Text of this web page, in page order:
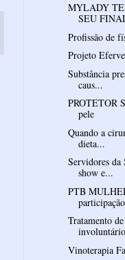
MYLADY
SEU
Profissão de
Projeto
Substância
caus...
PROTETOR
pele
Quando a
dieta...
Servidores da
show e...
PTB
Tratamento
involuntário
Vinoterapia